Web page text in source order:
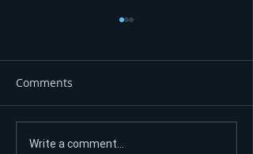
DEVET LJUBAVNIH PRIČA,
Comments
Write a comment...